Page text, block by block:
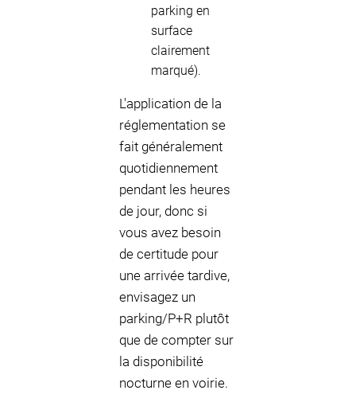
parking en
surface
clairement
marqué).
L'application de la
réglementation se
fait généralement
quotidiennement
pendant les heures
de jour, donc si
vous avez besoin
de certitude pour
une arrivée tardive,
envisagez un
parking/P+R plutôt
que de compter sur
la disponibilité
nocturne en voirie.